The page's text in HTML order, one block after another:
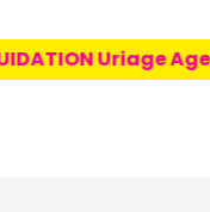
Uriage Age